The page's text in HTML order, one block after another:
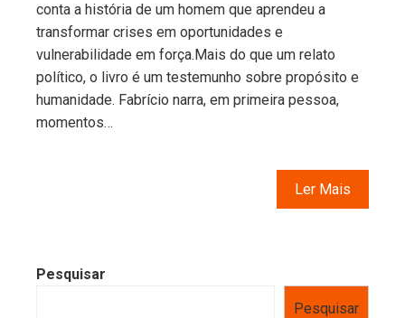
conta a história de um homem que aprendeu a
transformar crises em oportunidades e
vulnerabilidade em força.Mais do que um relato
político, o livro é um testemunho sobre propósito e
humanidade. Fabrício narra, em primeira pessoa,
momentos…
Ler Mais
Pesquisar
Pesquisar